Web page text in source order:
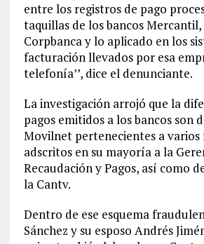
entre los registros de pago
taquillas de los bancos
Corpbanca y lo aplicado en los
facturación llevados por esa
telefonía’’, dice el denunciante.
La investigación arrojó que la
pagos emitidos a los bancos son
Movilnet pertenecientes a varios
adscritos en su mayoría a la
Recaudación y Pagos, así como
la Cantv.
Dentro de ese esquema
Sánchez y su esposo Andrés